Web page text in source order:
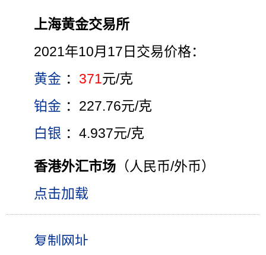
上海黄金交易所
2021年10月17日交易价格：
黄金 ： 371元/克
铂金 ：227.76元/克
白银 ：4.937元/克
香港外汇市场 （人民币/外币）
点击加载